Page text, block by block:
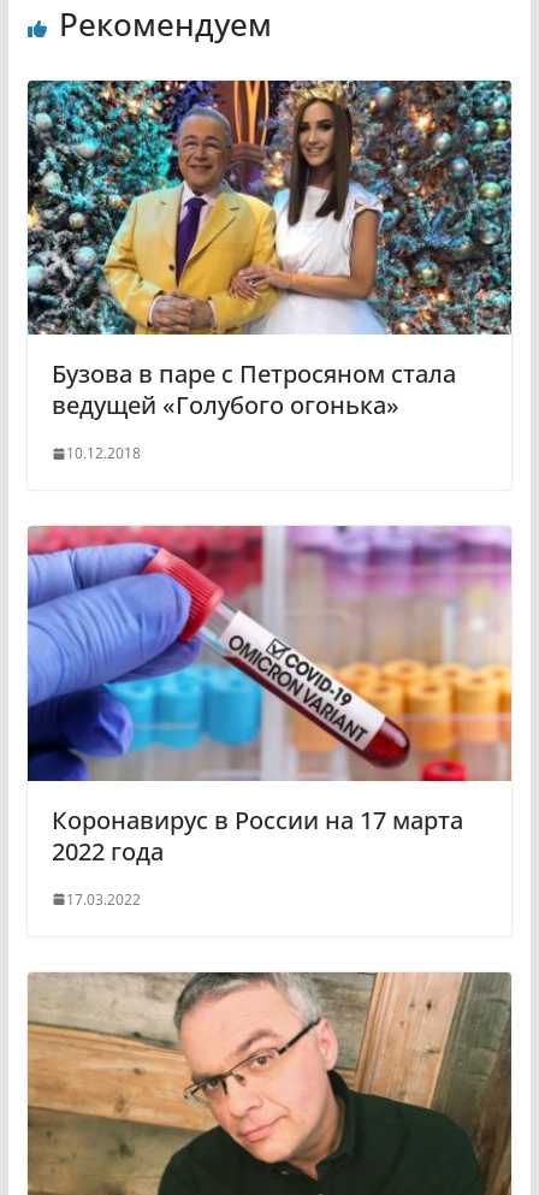
o
l
a
s
s
n
i
k
i
e
r
a
m
Рекомендуем
Бузова в паре с Петросяном стала
ведущей «Голубого огонька»
10.12.2018
Коронавирус в России на 17 марта
2022 года
17.03.2022